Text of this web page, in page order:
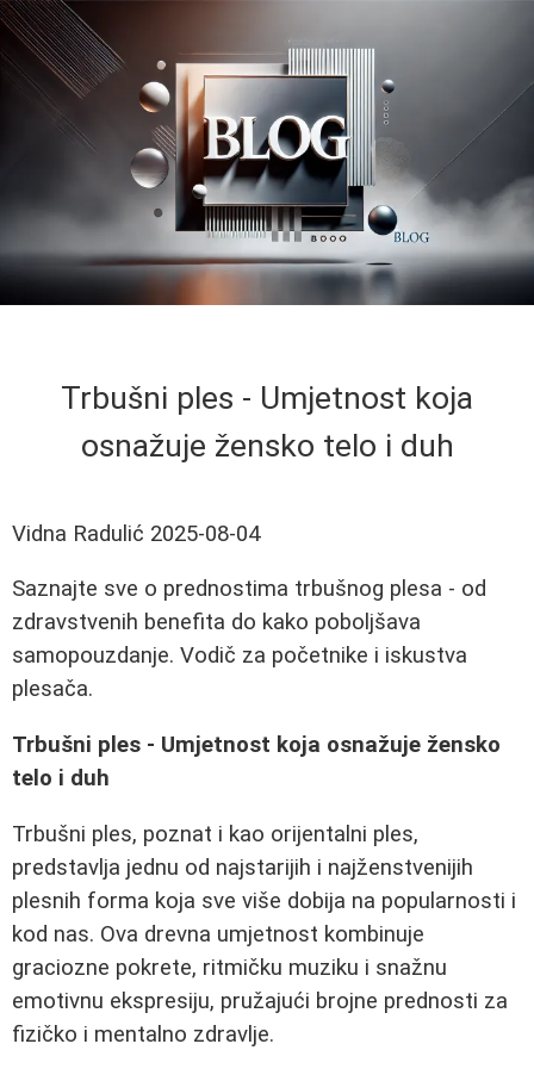
Trbušni ples - Umjetnost koja
osnažuje žensko telo i duh
Vidna Radulić 2025-08-04
Saznajte sve o prednostima trbušnog plesa - od
zdravstvenih benefita do kako poboljšava
samopouzdanje. Vodič za početnike i iskustva
plesača.
Trbušni ples - Umjetnost koja osnažuje žensko
telo i duh
Trbušni ples, poznat i kao orijentalni ples,
predstavlja jednu od najstarijih i najženstvenijih
plesnih forma koja sve više dobija na popularnosti i
kod nas. Ova drevna umjetnost kombinuje
graciozne pokrete, ritmičku muziku i snažnu
emotivnu ekspresiju, pružajući brojne prednosti za
fizičko i mentalno zdravlje.